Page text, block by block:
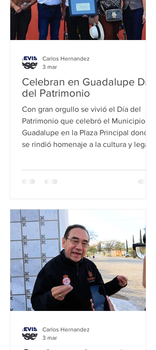
Celebran en Guadalupe Día
del Patrimonio
Con gran orgullo se vivió el Día del
Patrimonio que celebró el Municipio de
Guadalupe en la Plaza Principal donde
se rindió homenaje a la cultura y legado
Guadalupe señaló que las tradiciones
habitantes. “Yo me siento muy a gusto
cada tarde que recorro la Plaza porque
la gente de aquí de Guadalupe es
gente buena, trabajadora, honesta,
gente qu
Carlos Hernandez
3 mar
Carlos Hernandez
3 mar